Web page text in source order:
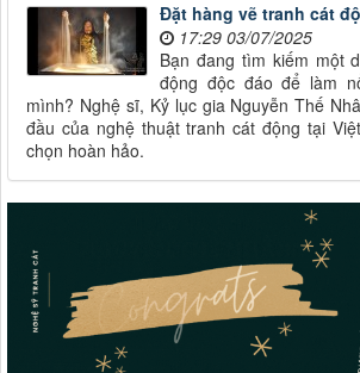
Đặt hàng vẽ tranh cát
17:29 03/07/2025
Bạn đang tìm kiếm một
động độc đáo để làm
mình? Nghệ sĩ, Kỷ lục gia Nguyễn Thế
đầu của nghệ thuật tranh cát động tại
chọn hoàn hảo.